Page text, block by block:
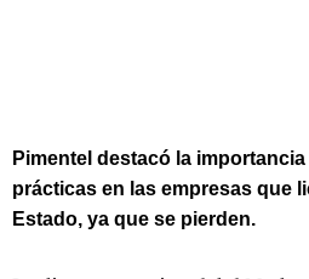
Pimentel destacó la
prácticas en las empresas que
Estado, ya que se pierden.